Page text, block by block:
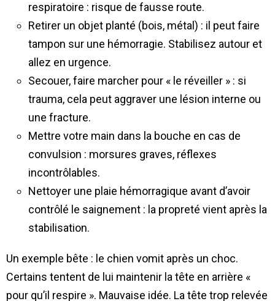
respiratoire : risque de fausse route.
Retirer un objet planté (bois, métal) : il peut faire
tampon sur une hémorragie. Stabilisez autour et
allez en urgence.
Secouer, faire marcher pour « le réveiller » : si
trauma, cela peut aggraver une lésion interne ou
une fracture.
Mettre votre main dans la bouche en cas de
convulsion : morsures graves, réflexes
incontrôlables.
Nettoyer une plaie hémorragique avant d’avoir
contrôlé le saignement : la propreté vient après la
stabilisation.
Un exemple bête : le chien vomit après un choc.
Certains tentent de lui maintenir la tête en arrière «
pour qu’il respire ». Mauvaise idée. La tête trop relevée